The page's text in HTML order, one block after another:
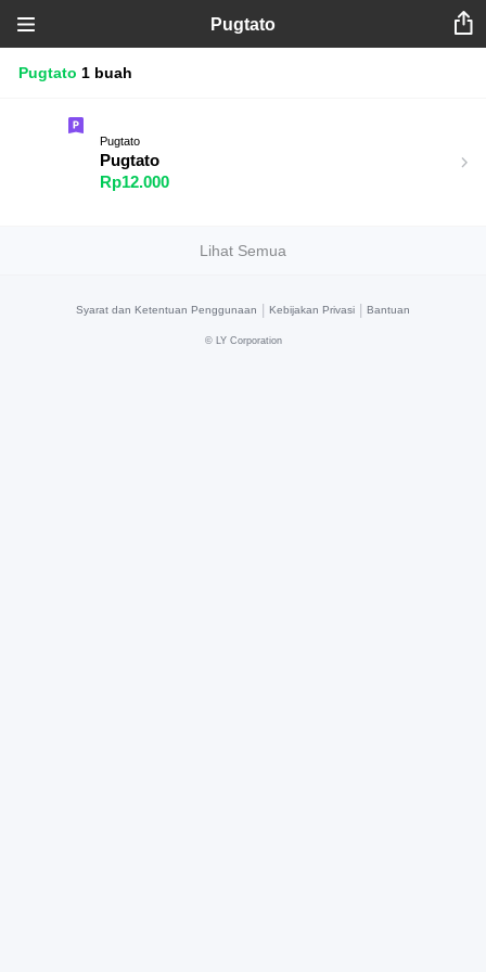
Pugtato
Pugtato 1 buah
Pugtato
Pugtato
Rp12.000
Lihat Semua
Syarat dan Ketentuan Penggunaan Kebijakan Privasi Bantuan
© LY Corporation